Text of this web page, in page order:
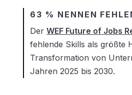
63 % NENNEN
DerWEF Future of Jobs
fehlende Skills als größte
Transformation von
Jahren 2025 bis 2030.